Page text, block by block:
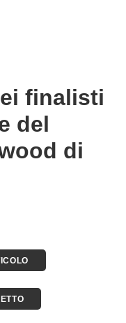
finalisti
del
di